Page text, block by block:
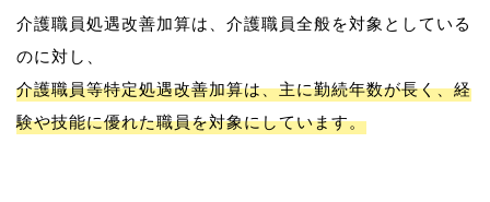
介護職員処遇改善加算は、介護職員全般を対象としている
介護職員等特定処遇改善加算は、主に勤続年数が長く、経
験や技能に優れた職員を対象にしています。